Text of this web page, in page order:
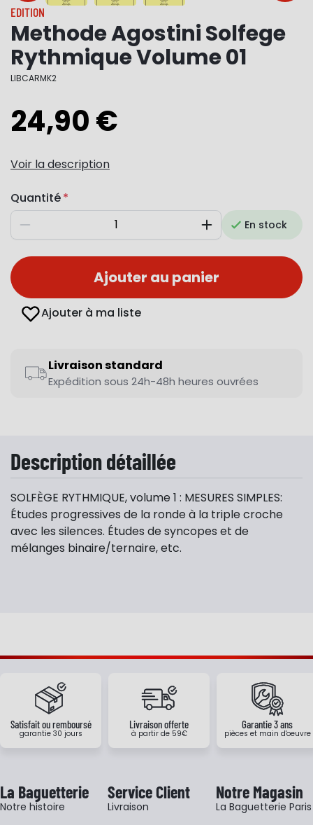
EDITION
Methode Agostini Solfege
Rythmique Volume 01
LIBCARMK2
24,90 €
Voir la description
Quantité
Diminuer AugmenterEn stock
Ajouter au panier
Ajouter à ma liste
Livraison standard
Expédition sous 24h-48h heures ouvrées
Description détaillée
SOLFÈGE RYTHMIQUE, volume 1 : MESURES SIMPLES:
Études progressives de la ronde à la triple croche
avec les silences. Études de syncopes et de
mélanges binaire/ternaire, etc.
Satisfait ou remboursé
garantie 30 jours
Livraison offerte
à partir de 59€
Garantie 3 ans
pièces et main d'oeuvre
La Baguetterie
Notre histoire
Service Client
Livraison
Notre Magasin
La Baguetterie Paris